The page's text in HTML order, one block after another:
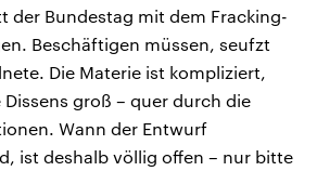
der Bundestag mit dem Fracking-
Beschäftigen müssen, seufzt
Die Materie ist kompliziert,
groß – quer durch die
Wann der Entwurf
ist deshalb völlig offen – nur bitte